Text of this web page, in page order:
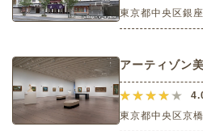
東京都中央区銀
アーティゾン
東京都中央区京